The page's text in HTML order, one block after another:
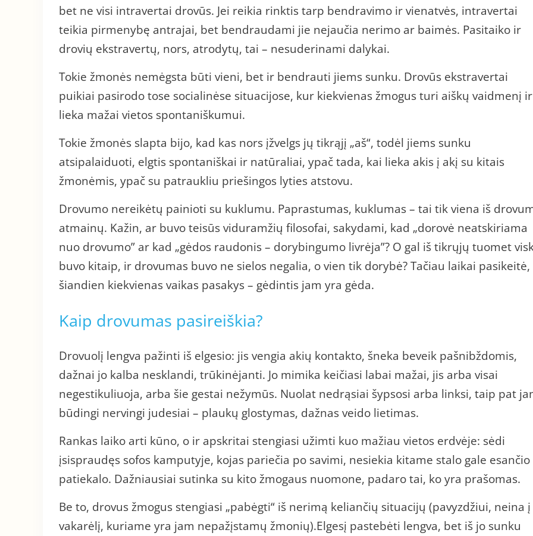
bet ne visi intravertai drovūs. Jei reikia rinktis tarp bendravimo ir vienatvės, intravertai
teikia pirmenybę antrajai, bet bendraudami jie nejaučia nerimo ar baimės. Pasitaiko ir
drovių ekstravertų, nors, atrodytų, tai – nesuderinami dalykai.
Tokie žmonės nemėgsta būti vieni, bet ir bendrauti jiems sunku. Drovūs ekstravertai
puikiai pasirodo tose socialinėse situacijose, kur kiekvienas žmogus turi aiškų vaidmenį ir
lieka mažai vietos spontaniškumui.
Tokie žmonės slapta bijo, kad kas nors įžvelgs jų tikrąjį „aš“, todėl jiems sunku
atsipalaiduoti, elgtis spontaniškai ir natūraliai, ypač tada, kai lieka akis į akį su kitais
žmonėmis, ypač su patraukliu priešingos lyties atstovu.
Drovumo nereikėtų painioti su kuklumu. Paprastumas, kuklumas – tai tik viena iš
atmainų. Kažin, ar buvo teisūs viduramžių filosofai, sakydami, kad „dorovė neatskiriama
nuo drovumo” ar kad „gėdos raudonis – dorybingumo livrėja”? O gal iš tikrųjų tuomet
buvo kitaip, ir drovumas buvo ne sielos negalia, o vien tik dorybė? Tačiau laikai
šiandien kiekvienas vaikas pasakys – gėdintis jam yra gėda.
Kaip drovumas pasireiškia?
Drovuolį lengva pažinti iš elgesio: jis vengia akių kontakto, šneka beveik pašnibždomis,
dažnai jo kalba nesklandi, trūkinėjanti. Jo mimika keičiasi labai mažai, jis arba visai
negestikuliuoja, arba šie gestai nežymūs. Nuolat nedrąsiai šypsosi arba linksi, taip pat
būdingi nervingi judesiai – plaukų glostymas, dažnas veido lietimas.
Rankas laiko arti kūno, o ir apskritai stengiasi užimti kuo mažiau vietos erdvėje: sėdi
įsispraudęs sofos kamputyje, kojas pariečia po savimi, nesiekia kitame stalo gale esančio
patiekalo. Dažniausiai sutinka su kito žmogaus nuomone, padaro tai, ko yra prašomas.
Be to, drovus žmogus stengiasi „pabėgti“ iš nerimą keliančių situacijų (pavyzdžiui, neina į
vakarėlį, kuriame yra jam nepažįstamų žmonių).Elgesį pastebėti lengva, bet iš jo sunku